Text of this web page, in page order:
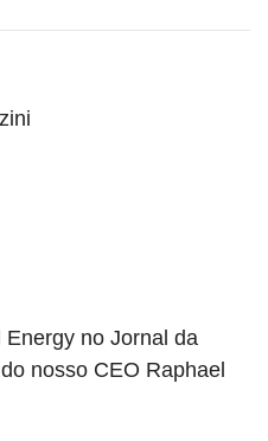
no Jornal da
nosso CEO Raphael